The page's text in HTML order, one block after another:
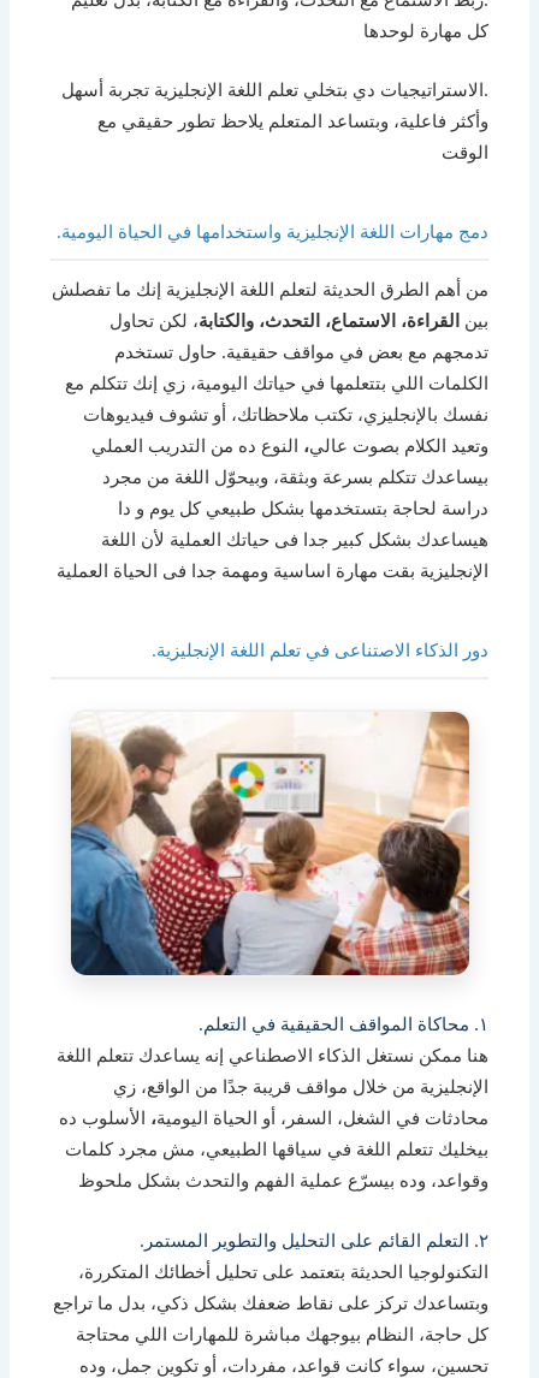
كل مهارة لوحدها
.الاستراتيجيات دي بتخلي تعلم اللغة الإنجليزية تجربة أسهل
وأكثر فاعلية، وبتساعد المتعلم يلاحظ تطور حقيقي مع
الوقت
دمج مهارات اللغة الإنجليزية واستخدامها في الحياة اليومية.
من أهم الطرق الحديثة لتعلم اللغة الإنجليزية إنك ما تفصلش
بينالقراءة، الاستماع، التحدث، والكتابة، لكن تحاول
تدمجهم مع بعض في مواقف حقيقية. حاول تستخدم
الكلمات اللي بتتعلمها في حياتك اليومية، زي إنك تتكلم مع
نفسك بالإنجليزي، تكتب ملاحظاتك، أو تشوف فيديوهات
وتعيد الكلام بصوت عالي، النوع ده من التدريب العملي
بيساعدك تتكلم بسرعة وبثقة، وبيحوّل اللغة من مجرد
دراسة لحاجة بتستخدمها بشكل طبيعي كل يوم و دا
هيساعدك بشكل كبير جدا فى حياتك العملية لأن اللغة
الإنجليزية بقت مهارة اساسية ومهمة جدا فى الحياة العملية
دور الذكاء الاصتناعى في تعلم اللغة الإنجليزية.
١. محاكاة المواقف الحقيقية في التعلم.
هنا ممكن نستغل الذكاء الاصطناعي إنه يساعدك تتعلم اللغة
الإنجليزية من خلال مواقف قريبة جدًا من الواقع، زي
محادثات في الشغل، السفر، أو الحياة اليومية، الأسلوب ده
بيخليك تتعلم اللغة في سياقها الطبيعي، مش مجرد كلمات
وقواعد، وده بيسرّع عملية الفهم والتحدث بشكل ملحوظ
٢. التعلم القائم على التحليل والتطوير المستمر.
التكنولوجيا الحديثة بتعتمد على تحليل أخطائك المتكررة،
وبتساعدك تركز على نقاط ضعفك بشكل ذكي، بدل ما تراجع
كل حاجة، النظام بيوجهك مباشرة للمهارات اللي محتاجة
تحسين، سواء كانت قواعد، مفردات، أو تكوين جمل، وده